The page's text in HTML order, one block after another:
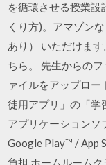
を循環させる授業設
くり方)。アマゾン
あり） いただけま
ちら。 先生からの
ァイルをアップロー
徒用アプリ」の「学
アプリケーションソ
Google Play™ / App
負担 ホームルーム